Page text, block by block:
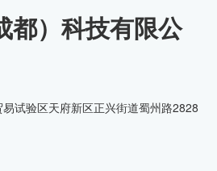
都）科技有限公
试验区天府新区正兴街道蜀州路2828